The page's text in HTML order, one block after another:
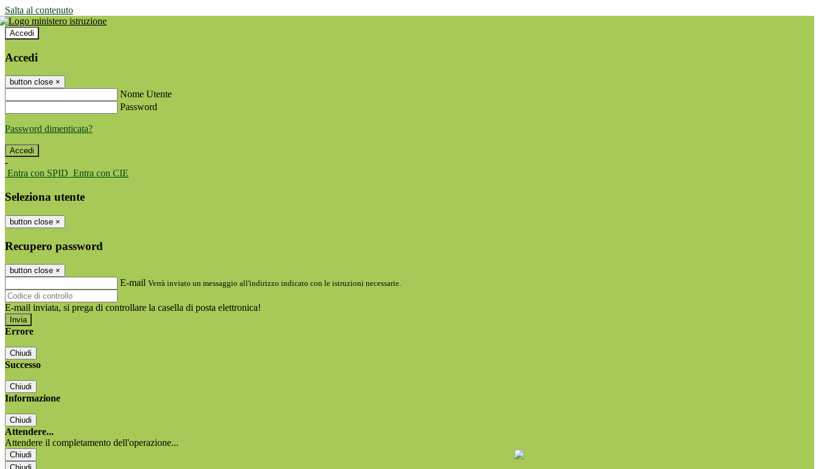
Salta al contenuto
Accedi
Accedi
button close ×
Nome Utente
Password
Password dimenticata?
-
Entra con SPID Entra con CIE
Seleziona utente
button close ×
Recupero password
button close ×
E-mail Verrà inviato un messaggio all'indirizzo indicato con le istruzioni necessarie.
E-mail inviata, si prega di controllare la casella di posta elettronica!
Errore
Chiudi
Successo
Chiudi
Informazione
Chiudi
Attendere...
Attendere il completamento dell'operazione...
Chiudi